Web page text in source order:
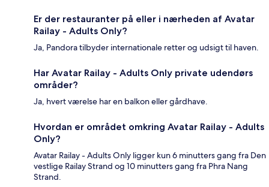
Er der restauranter på eller i nærheden af Avatar
Railay - Adults Only?
Ja, Pandora tilbyder internationale retter og udsigt til haven.
Har Avatar Railay - Adults Only private udendørs
områder?
Ja, hvert værelse har en balkon eller gårdhave.
Hvordan er området omkring Avatar Railay - Adults
Only?
Avatar Railay - Adults Only ligger kun 6 minutters gang fra Den
vestlige Railay Strand og 10 minutters gang fra Phra Nang
Strand.